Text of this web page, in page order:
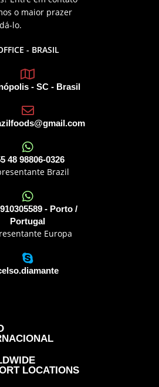
o maior prazer
lo.
- BRASIL
- SC - Brasil
48 98806-0326
Brazil
- Porto /
Portugal
Europa
LOCATIONS